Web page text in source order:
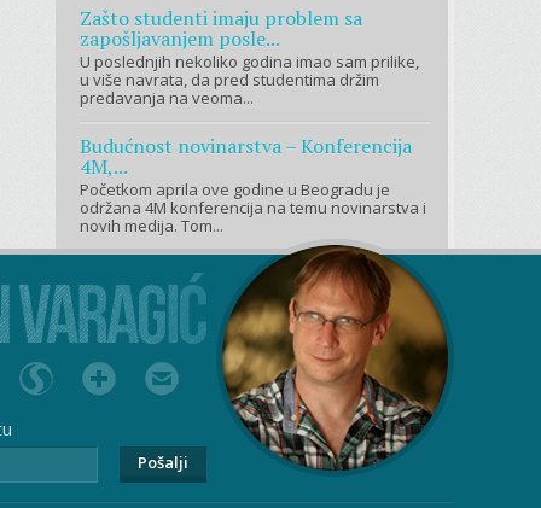
Zašto studenti imaju problem sa
zapošljavanjem posle...
U poslednjih nekoliko godina imao sam prilike,
u više navrata, da pred studentima držim
predavanja na veoma...
Budućnost novinarstva – Konferencija
4M,...
Početkom aprila ove godine u Beogradu je
održana 4M konferencija na temu novinarstva i
novih medija. Tom...